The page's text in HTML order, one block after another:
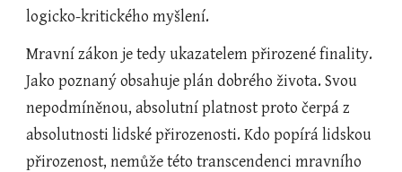
logicko-kritického myšlení.
Mravní zákon je tedy ukazatelem přirozené finality.
Jako poznaný obsahuje plán dobrého života. Svou
nepodmíněnou, absolutní platnost proto čerpá z
absolutnosti lidské přirozenosti. Kdo popírá lidskou
přirozenost, nemůže této transcendenci mravního